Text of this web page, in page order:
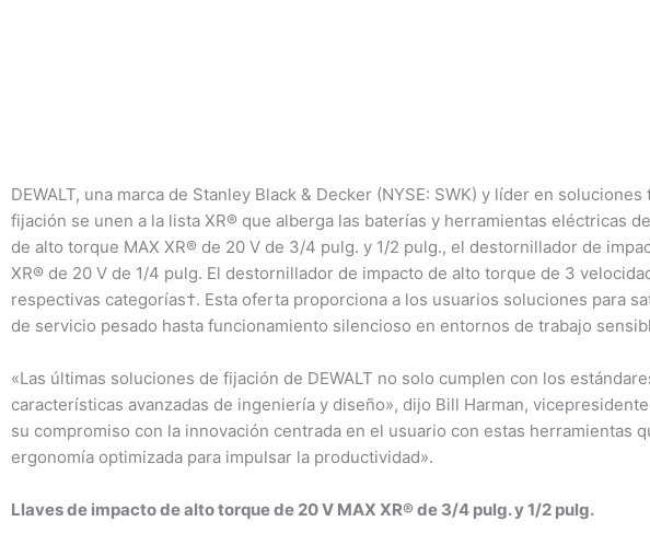
DEWALT, una marca de Stanley Black & Decker (NYSE: SWK) y líder en
fijación se unen a la lista XR® que alberga las baterías y herramientas eléctricas
de alto torque MAX XR® de 20 V de 3/4 pulg. y 1/2 pulg., el destornillador de
XR® de 20 V de 1/4 pulg. El destornillador de impacto de alto torque de 3
respectivas categorías†. Esta oferta proporciona a los usuarios soluciones para
de servicio pesado hasta funcionamiento silencioso en entornos de trabajo
«Las últimas soluciones de fijación de DEWALT no solo cumplen con los
características avanzadas de ingeniería y diseño», dijo Bill Harman,
su compromiso con la innovación centrada en el usuario con estas
ergonomía optimizada para impulsar la productividad».
Llaves de impacto de alto torque de 20 V MAX XR® de 3/4 pulg. y 1/2 pulg.